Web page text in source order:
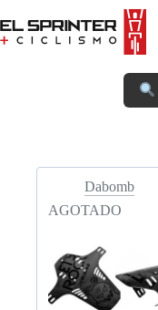
to
content
Dabomb
AGOTADO